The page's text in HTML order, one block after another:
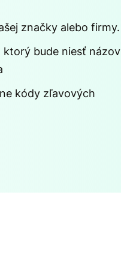
značky alebo firmy.
ktorý bude niesť názov
kódy zľavových